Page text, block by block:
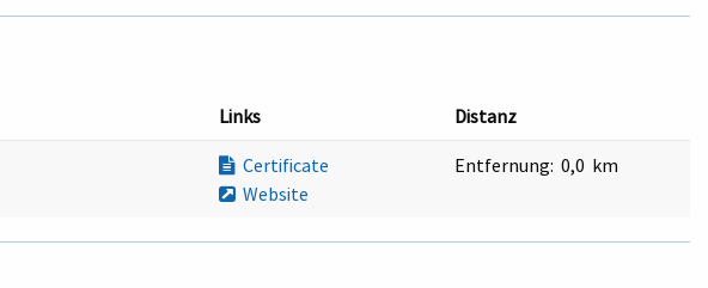
Links Distanz
Certificate
Website
Entfernung: 0,0 km